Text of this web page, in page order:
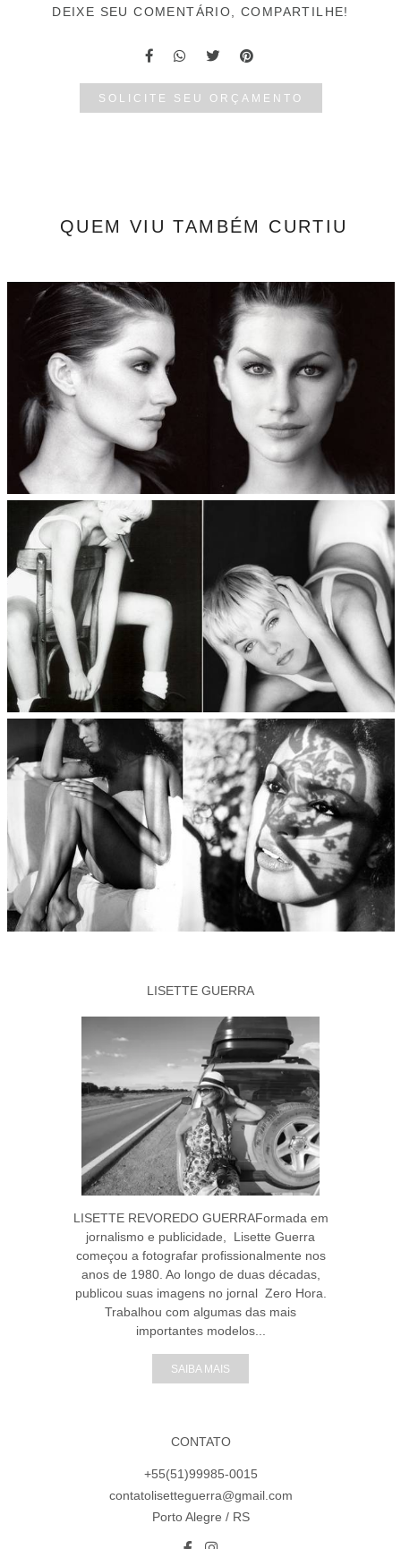
DEIXE SEU COMENTÁRIO, COMPARTILHE!
SOLICITE SEU ORÇAMENTO
QUEM VIU TAMBÉM CURTIU
LISETTE GUERRA
LISETTE REVOREDO GUERRAFormada em
jornalismo e publicidade, Lisette Guerra
começou a fotografar profissionalmente nos
anos de 1980. Ao longo de duas décadas,
publicou suas imagens no jornal Zero Hora.
Trabalhou com algumas das mais
importantes modelos...
SAIBA MAIS
CONTATO
+55(51)99985-0015
contatolisetteguerra@gmail.com
Porto Alegre / RS